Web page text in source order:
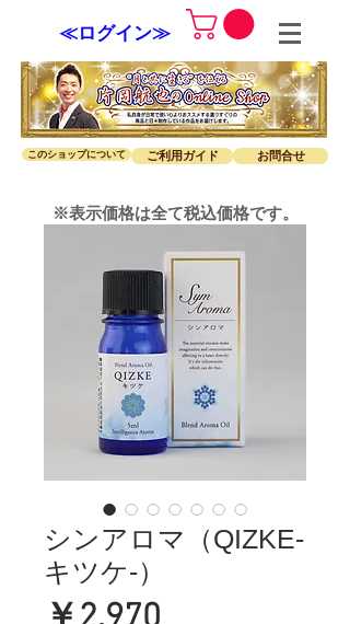
≪ログイン≫
このショップについて ご利用ガイド お問合せ
※表示価格は全て税込価格です。
シンアロマ（QIZKE-
キツケ-）